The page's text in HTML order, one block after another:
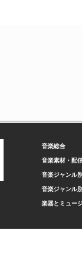
音楽総合
音楽素材・配
音楽ジャンル
音楽ジャンル
楽器とミュー